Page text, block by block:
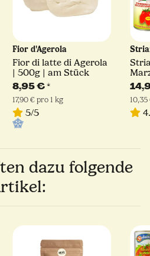
Fior d'Agerola
Fior di latte di Agerola
| 500g | am Stück
8,95 €*
17,90 € pro 1 kg
5/5
dazu folgende